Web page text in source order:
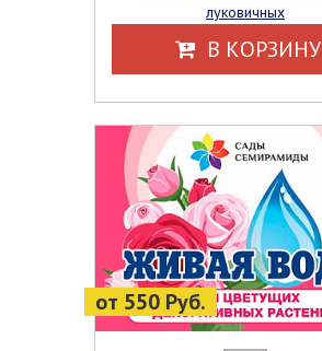
луковичных
В КОРЗИНУ
от 550 Руб.